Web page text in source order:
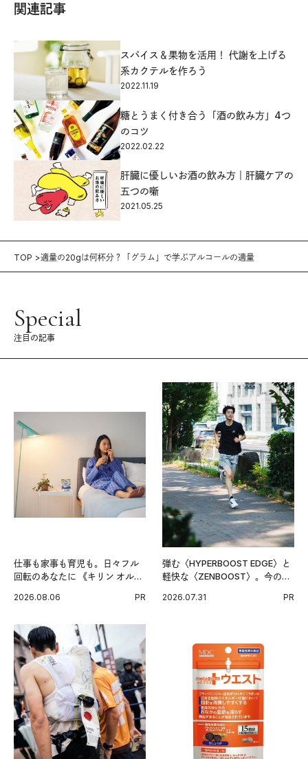
関連記事
スパイス＆果物を活用！ 代謝を上げる
系カクテルを作ろう
2022.11.19
糖とうまく付き合う「酒の飲み方」4つ
のコツ
2022.02.22
肝臓に優しいお酒の飲み方｜肝臓ケアの
五つの噺
2021.05.25
TOP 適量の20gは何杯分？「グラム」で学ぶアルコールの適量
Special
注目の記事
仕事も家事も育児も。日々フル
回転のあなたに 《キリン オルニ
2026.08.06 PR
弾む〈HYPERBOOST EDGE〉と
軽快な〈ZENBOOST〉。今の時
出した新機軸。
2026.07.31 PR